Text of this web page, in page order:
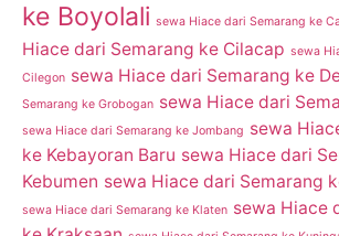
ke Boyolali sewa Hiace dari Semarang ke
Hiace dari Semarang ke Cilacap sewa
Cilegon sewa Hiace dari Semarang ke
Semarang ke Grobogan sewa Hiace dari
sewa Hiace dari Semarang ke Jombang sewa
ke Kebayoran Baru sewa Hiace dari
Kebumen sewa Hiace dari Semarang
sewa Hiace dari Semarang ke Klaten sewa Hiace